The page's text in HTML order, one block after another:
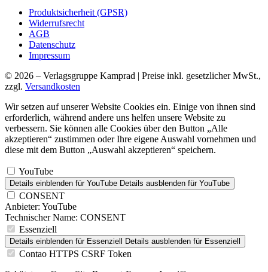
Produktsicherheit (GPSR)
Widerrufsrecht
AGB
Datenschutz
Impressum
© 2026 – Verlagsgruppe Kamprad | Preise inkl. gesetzlicher MwSt.,
zzgl. Versandkosten
Wir setzen auf unserer Website Cookies ein. Einige von ihnen sind
erforderlich, während andere uns helfen unsere Website zu
verbessern. Sie können alle Cookies über den Button „Alle
akzeptieren“ zustimmen oder Ihre eigene Auswahl vornehmen und
diese mit dem Button „Auswahl akzeptieren“ speichern.
YouTube
Details einblenden für YouTube Details ausblenden für YouTube
CONSENT
Anbieter: YouTube
Technischer Name: CONSENT
Essenziell
Details einblenden für Essenziell Details ausblenden für Essenziell
Contao HTTPS CSRF Token